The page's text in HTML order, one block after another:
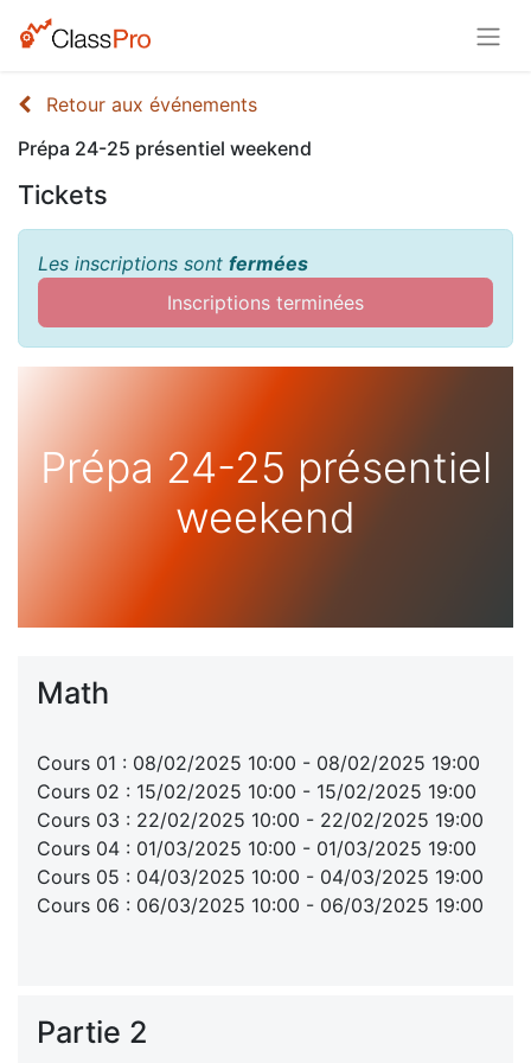
Retour aux événements
Prépa 24-25 présentiel weekend
Tickets
Les inscriptions sont fermées
Inscriptions terminées
Prépa 24-25 présentiel
weekend
Math
Cours 01 : 08/02/2025 10:00 - 08/02/2025 19:00
Cours 02 : 15/02/2025 10:00 - 15/02/2025 19:00
Cours 03 : 22/02/2025 10:00 - 22/02/2025 19:00
Cours 04 : 01/03/2025 10:00 - 01/03/2025 19:00
Cours 05 : 04/03/2025 10:00 - 04/03/2025 19:00
Cours 06 : 06/03/2025 10:00 - 06/03/2025 19:00
Partie 2